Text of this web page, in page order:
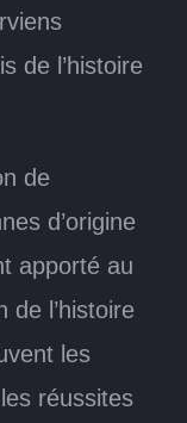
de l’histoire
de
d’origine
apporté au
de l’histoire
les
réussites